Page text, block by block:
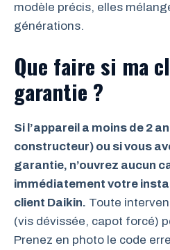
modèle précis, elles
générations.
Que faire si ma
garantie ?
Si l’appareil a moins de 2
constructeur) ou si vous
garantie, n’ouvrez aucun
immédiatement votre
client Daikin. Toute
(vis dévissée, capot forcé)
Prenez en photo le code